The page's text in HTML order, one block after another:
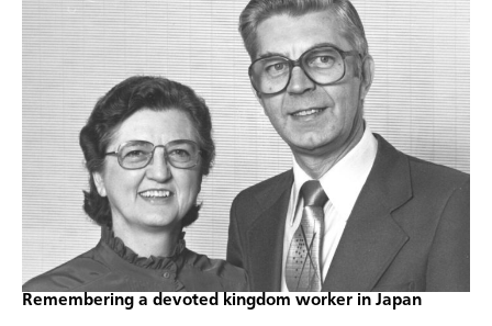
Remembering a devoted kingdom worker in Japan